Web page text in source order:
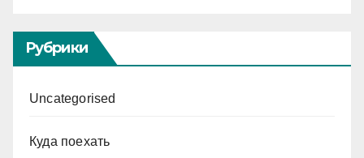
Рубрики
Uncategorised
Куда поехать